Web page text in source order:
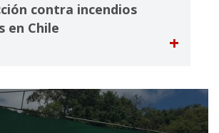
contra incendios
en Chile
+